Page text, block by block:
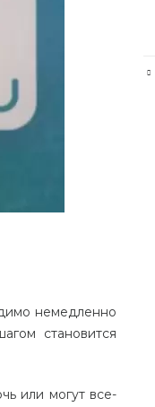
немедленно
становится
или могут все-